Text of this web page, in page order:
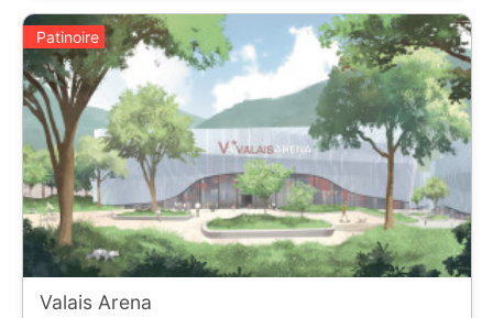
Patinoire
Valais Arena